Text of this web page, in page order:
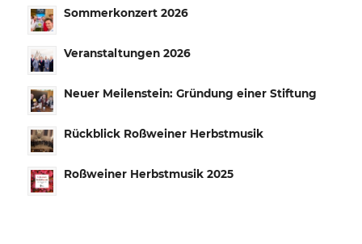
Sommerkonzert 2026
Veranstaltungen 2026
Neuer Meilenstein: Gründung einer Stiftung
Rückblick Roßweiner Herbstmusik
Roßweiner Herbstmusik 2025